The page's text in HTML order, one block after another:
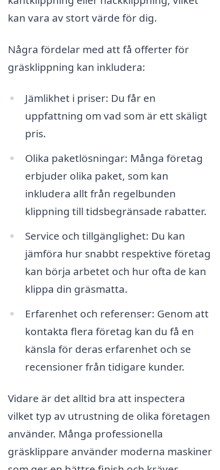
kan vara av stort värde för dig.
Några fördelar med att få offerter för
gräsklippning kan inkludera:
Jämlikhet i priser: Du får en
uppfattning om vad som är ett skäligt
pris.
Olika paketlösningar: Många företag
erbjuder olika paket, som kan
inkludera allt från regelbunden
klippning till tidsbegränsade rabatter.
Service och tillgänglighet: Du kan
jämföra hur snabbt respektive företag
kan börja arbetet och hur ofta de kan
klippa din gräsmatta.
Erfarenhet och referenser: Genom att
kontakta flera företag kan du få en
känsla för deras erfarenhet och se
recensioner från tidigare kunder.
Vidare är det alltid bra att inspectera
vilket typ av utrustning de olika företagen
använder. Många professionella
gräsklippare använder moderna maskiner